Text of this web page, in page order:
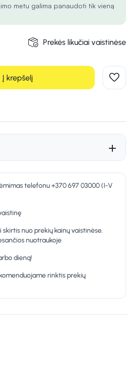
metu galima panaudoti tik vieną
Prekės likučiai vaistinėse
Į krepšelį
telefonu +370 697 03000 (I-V
nuo prekių kainų vaistinėse.
nuotraukoje
dieną!
rinktis prekių